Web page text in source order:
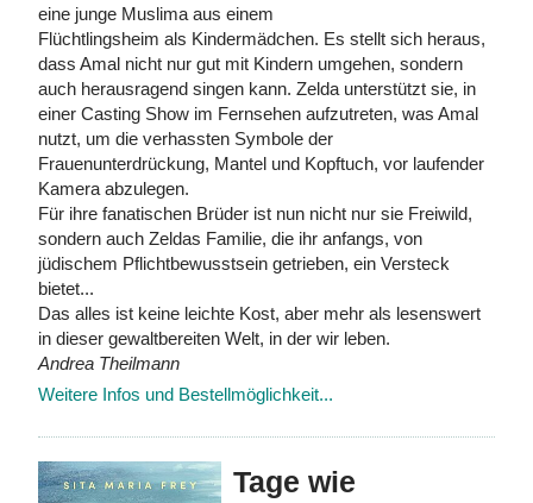
eine junge Muslima aus einem
Flüchtlingsheim als Kindermädchen. Es stellt sich heraus,
dass Amal nicht nur gut mit Kindern umgehen, sondern
auch herausragend singen kann. Zelda unterstützt sie, in
einer Casting Show im Fernsehen aufzutreten, was Amal
nutzt, um die verhassten Symbole der
Frauenunterdrückung, Mantel und Kopftuch, vor laufender
Kamera abzulegen.
Für ihre fanatischen Brüder ist nun nicht nur sie Freiwild,
sondern auch Zeldas Familie, die ihr anfangs, von
jüdischem Pflichtbewusstsein getrieben, ein Versteck
bietet...
Das alles ist keine leichte Kost, aber mehr als lesenswert
in dieser gewaltbereiten Welt, in der wir leben.
Andrea Theilmann
Weitere Infos und Bestellmöglichkeit...
Tage wie